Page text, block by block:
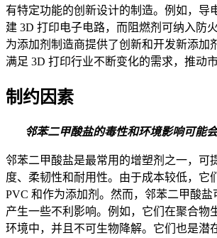
有特定功能的创新设计的制造。例如，导
建 3D 打印电子电路，而阻燃剂可纳入防
为添加剂制造商提供了创新和开发新添加
满足 3D 打印行业不断变化的需求，推动市
制约因素
邻苯二甲酸盐的毒性和环境影响可能
邻苯二甲酸盐是最常用的增塑剂之一，可
度、柔韧性和耐用性。由于成本较低，它
PVC 和作为添加剂。然而，邻苯二甲酸盐
产生一些不利影响。例如，它们在聚合物
环境中，并且不可生物降解。它们也是潜